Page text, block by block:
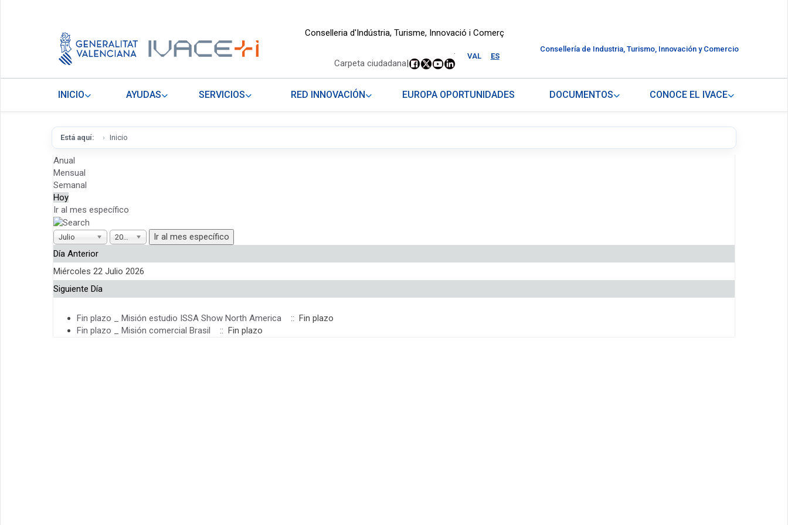
Conselleria d'Indústria, Turisme, Innovació i Comerç
VAL ES
.
Carpeta ciudadana|
Consellería de Industria, Turismo, Innovación y Comercio
INICIO AYUDAS SERVICIOS RED INNOVACIÓN EUROPA OPORTUNIDADES DOCUMENTOS CONOCE EL IVACE
Está aquí: Inicio
Anual
Mensual
Semanal
Hoy
Ir al mes específico
Julio 2026
Ir al mes específico
Día Anterior
Miércoles 22 Julio 2026
Siguiente Día
Fin plazo _ Misión estudio ISSA Show North America
:: Fin plazo
Fin plazo _ Misión comercial Brasil
:: Fin plazo